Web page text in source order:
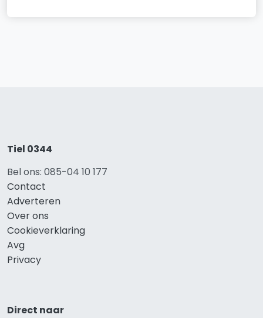
Tiel 0344
Bel ons: 085-04 10 177
Contact
Adverteren
Over ons
Cookieverklaring
Avg
Privacy
Direct naar